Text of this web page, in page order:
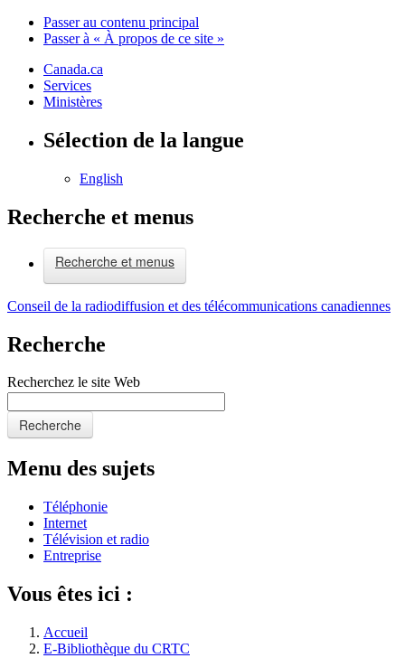
Passer au contenu principal
Passer à « À propos de ce site »
Canada.ca
Services
Ministères
Sélection de la langue
English
Recherche et menus
Recherche et menus
Conseil de la radiodiffusion et des télécommunications canadiennes
Recherche
Recherchez le site Web
Recherche
Menu des sujets
Téléphonie
Internet
Télévision et radio
Entreprise
Vous êtes ici :
Accueil
E-Bibliothèque du CRTC